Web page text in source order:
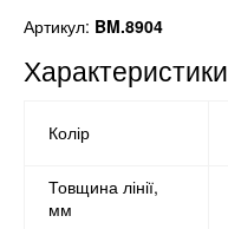
Артикул: BM.8904
Характеристики
Колір
Товщина лінії,
мм